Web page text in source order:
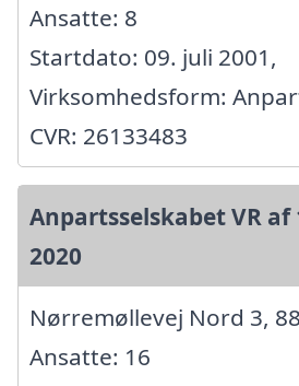
Ansatte: 8
Startdato: 09. juli 2001,
Virksomhedsform:
CVR: 26133483
Anpartsselskabet VR af
2020
Nørremøllevej Nord 3,
Ansatte: 16